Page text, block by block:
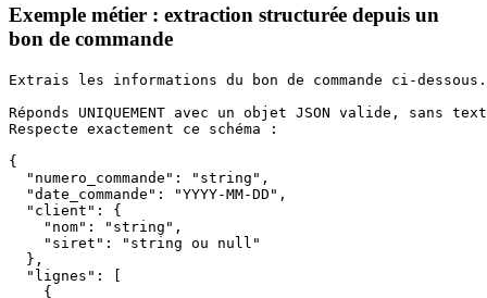
Exemple métier : extraction structurée depuis un
bon de commande
Extrais les informations du bon de commande ci-dessous.
Réponds UNIQUEMENT avec un objet JSON valide, sans
Respecte exactement ce schéma :
{
  "numero_commande": "string",
  "date_commande": "YYYY-MM-DD",
  "client": {
    "nom": "string",
    "siret": "string ou null"
  },
  "lignes": [
    {